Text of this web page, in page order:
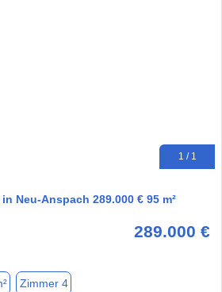
1 / 1
Neu-Anspach 289.000 € 95 m²
289.000 €
Zimmer 4